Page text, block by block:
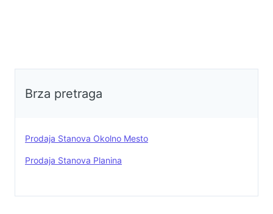
Brza pretraga
Prodaja Stanova Okolno Mesto
Prodaja Stanova Planina